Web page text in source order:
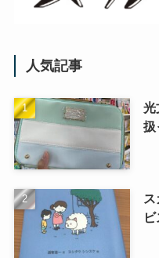
人気記事
光
扱